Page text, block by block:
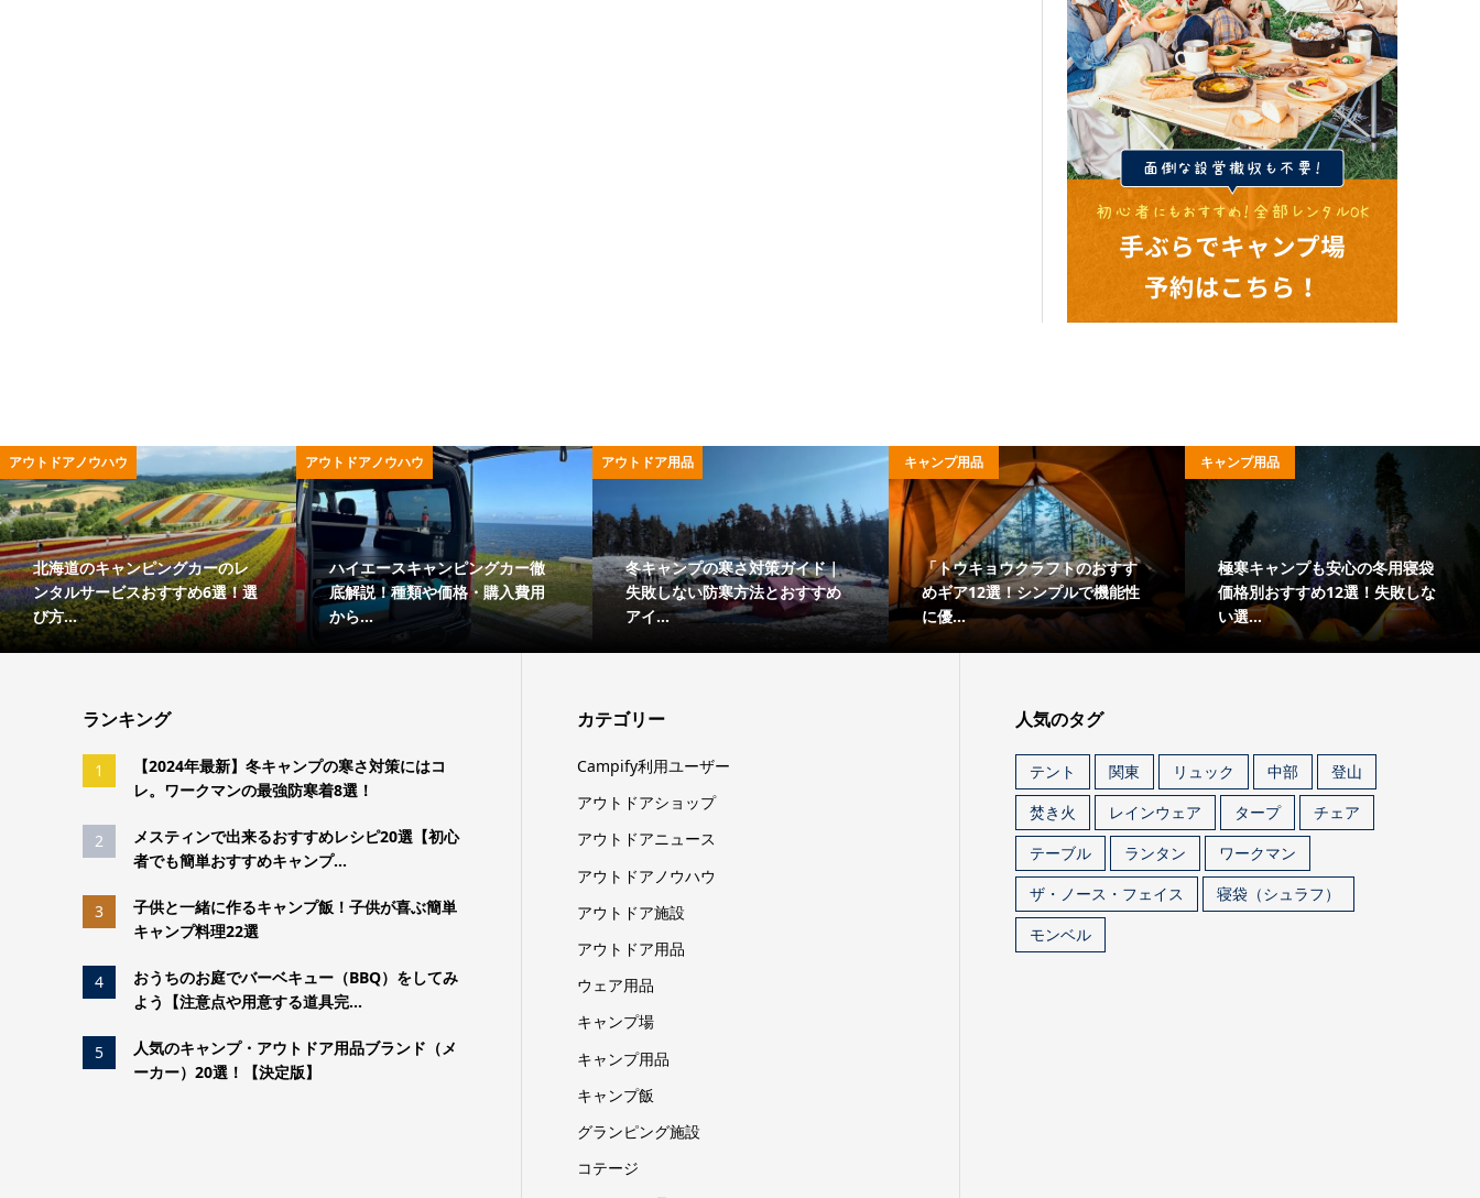
す
性
キャンプ用品
極寒キャンプも安心の冬用寝袋
価格別おすすめ12選！失敗しな
い選...
アウトドア用品
家でも本格的な味を楽しめるビ
アレッティの人気モデルや使い
キャンプ用品
SOTO FUSION「ST-330」を徹
底解説！スペックや他モデル比
較、口コ...
アウトドア用品
最強の保冷力を誇る「YETI」の
クーラーボックスおすすめ8選！
その...
キャンプ飯
キャンプにおすすめのチ
ーメンアレンジレシピ7選
に美...
ランキング
1
【2024年最新】冬キャンプの寒さ対策にはコ
レ。ワークマンの最強防寒着8選！
2
メスティンで出来るおすすめレシピ20選【初心
者でも簡単おすすめキャンプ...
3
子供と一緒に作るキャンプ飯！子供が喜ぶ簡単
キャンプ料理22選
4
おうちのお庭でバーベキュー（BBQ）をしてみ
よう【注意点や用意する道具完...
5
人気のキャンプ・アウトドア用品ブランド（メ
ーカー）20選！【決定版】
カテゴリー
Campify利用ユーザー
アウトドアショップ
アウトドアニュース
アウトドアノウハウ
アウトドア施設
アウトドア用品
ウェア用品
キャンプ場
キャンプ用品
キャンプ飯
グランピング施設
コテージ
人気のタグ
テント 関東 リュック 中部
登山
焚き火
レインウェア タープ
チェア
テーブル
ランタン
ワークマン
ザ・ノース・フェイス
寝袋（シュラフ）
モンベル